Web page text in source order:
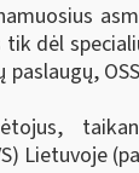
dėl
Lietuvoje